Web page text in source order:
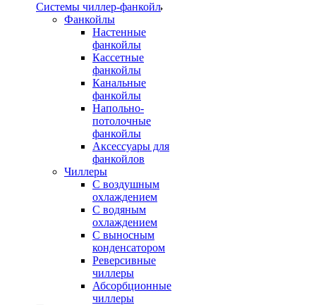
Системы чиллер-фанкойл
Фанкойлы
Настенные
фанкойлы
Кассетные
фанкойлы
Канальные
фанкойлы
Напольно-
потолочные
фанкойлы
Аксессуары для
фанкойлов
Чиллеры
С воздушным
охлаждением
С водяным
охлаждением
С выносным
конденсатором
Реверсивные
чиллеры
Абсорбционные
чиллеры